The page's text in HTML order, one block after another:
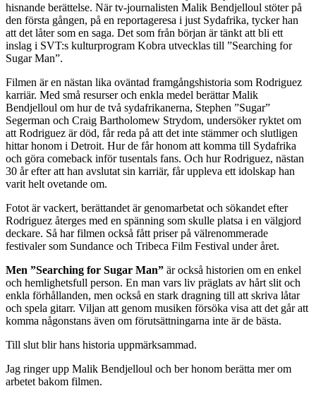
hisnande berättelse. När tv-journalisten Malik Bendjelloul stöter på
den första gången, på en reportageresa i just Sydafrika, tycker han
att det låter som en saga. Det som från början är tänkt att bli ett
inslag i SVT:s kulturprogram Kobra utvecklas till ”Searching for
Sugar Man”.
Filmen är en nästan lika oväntad framgångshistoria som Rodriguez
karriär. Med små resurser och enkla medel berättar Malik
Bendjelloul om hur de två sydafrikanerna, Stephen ”Sugar”
Segerman och Craig Bartholomew Strydom, undersöker ryktet om
att Rodriguez är död, får reda på att det inte stämmer och slutligen
hittar honom i Detroit. Hur de får honom att komma till Sydafrika
och göra comeback inför tusentals fans. Och hur Rodriguez, nästan
30 år efter att han avslutat sin karriär, får uppleva ett idolskap han
varit helt ovetande om.
Fotot är vackert, berättandet är genomarbetat och sökandet efter
Rodriguez återges med en spänning som skulle platsa i en välgjord
deckare. Så har filmen också fått priser på välrenommerade
festivaler som Sundance och Tribeca Film Festival under året.
Men ”Searching for Sugar Man” är också historien om en enkel
och hemlighetsfull person. En man vars liv präglats av hårt slit och
enkla förhållanden, men också en stark dragning till att skriva låtar
och spela gitarr. Viljan att genom musiken försöka visa att det går att
komma någonstans även om förutsättningarna inte är de bästa.
Till slut blir hans historia uppmärksammad.
Jag ringer upp Malik Bendjelloul och ber honom berätta mer om
arbetet bakom filmen.